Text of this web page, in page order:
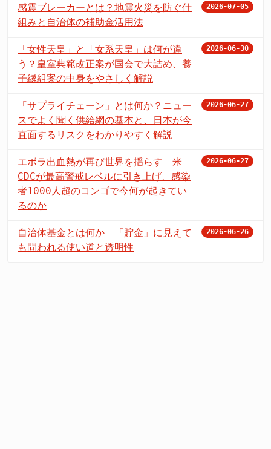
感震ブレーカーとは？地震火災を防ぐ仕
組みと自治体の補助金活用法
2026-07-05
「女性天皇」と「女系天皇」は何が違
う？皇室典範改正案が国会で大詰め、養
子縁組案の中身をやさしく解説
2026-06-30
「サプライチェーン」とは何か？ニュー
スでよく聞く供給網の基本と、日本が今
直面するリスクをわかりやすく解説
2026-06-27
エボラ出血熱が再び世界を揺らす 米
CDCが最高警戒レベルに引き上げ、感染
者1000人超のコンゴで今何が起きてい
るのか
2026-06-27
自治体基金とは何か 「貯金」に見えて
も問われる使い道と透明性
2026-06-26